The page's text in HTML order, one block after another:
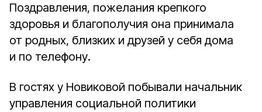
Поздравления, пожелания крепкого
здоровья и благополучия она принимала
от родных, близких и друзей у себя дома
и по телефону.
В гостях у Новиковой побывали начальник
управления социальной политики